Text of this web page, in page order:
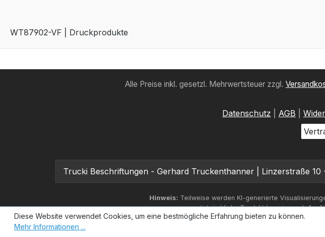
WT87902-VF | Druckprodukte
Alle Preise inkl. gesetzl. Mehrwertsteuer zzgl.
Datenschutz AGB
Trucki Beschriftungen - Gerhard Truckenthanner | Linzerstraße
Hinweis: Teilweise werden KI-generierte
tatsächliche Produkt kann je nach
Diese Website verwendet Cookies, um eine bestmögliche Erfahrung bieten zu können.
Mehr Informationen ...